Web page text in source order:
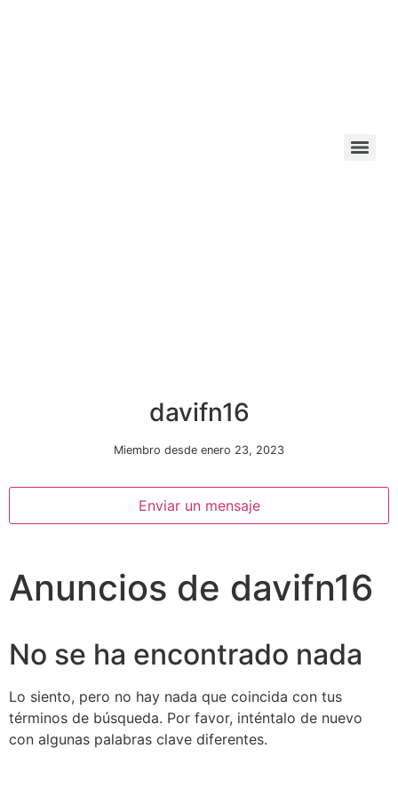
davifn16
Miembro desde enero 23, 2023
Enviar un mensaje
Anuncios de davifn16
No se ha encontrado nada
Lo siento, pero no hay nada que coincida con tus
términos de búsqueda. Por favor, inténtalo de nuevo
con algunas palabras clave diferentes.
Necesarias
Estas
opcionales.
necesarias
para que
funcione la
web.